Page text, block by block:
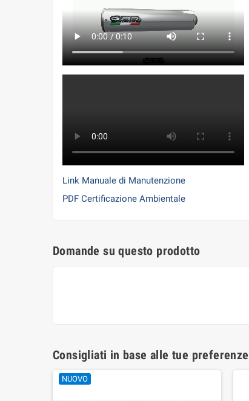
Link Manuale di Manutenzione
PDF Certificazione Ambientale
Domande su questo prodotto
Consigliati in base alle tue preferenze
NUOVO